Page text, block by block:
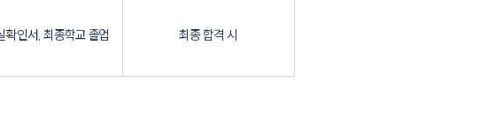
인서, 최종학교 졸업
최종 합격 시